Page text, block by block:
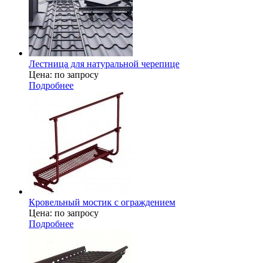
Лестница для натуральной черепице
Цена: по запросу
Подробнее
Кровельный мостик с ограждением
Цена: по запросу
Подробнее